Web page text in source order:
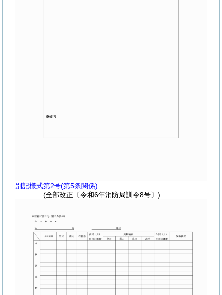
別記様式第2号(第5条関係)
(全部改正〔令和6年消防局訓令8号〕)